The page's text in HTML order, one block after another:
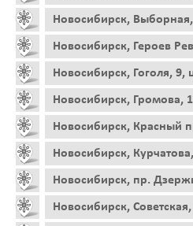
Новосибирск,
Новосибирск, Героев
Новосибирск, Гоголя, 9,
Новосибирск, Громова,
Новосибирск, Красный
Новосибирск,
Новосибирск, пр.
Новосибирск,